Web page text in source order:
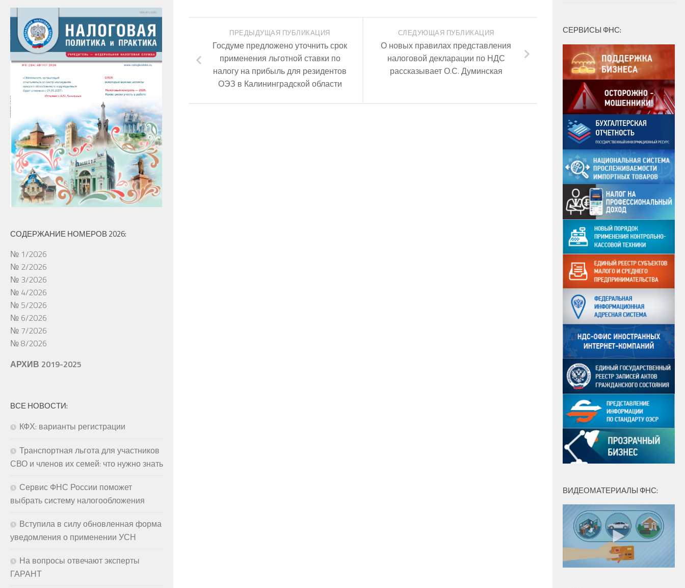
СЛЕДУЮЩАЯ ПУБЛИКАЦИЯ
О новых правилах представления
налоговой декларации по НДС
рассказывает О.С. Думинская
ПРЕДЫДУЩАЯ ПУБЛИКАЦИЯ
Госдуме предложено уточнить срок
применения льготной ставки по
налогу на прибыль для резидентов
ОЭЗ в Калининградской области
СОДЕРЖАНИЕ НОМЕРОВ 2026:
№ 1/2026
№ 2/2026
№ 3/2026
№ 4/2026
№ 5/2026
№ 6/2026
№ 7/2026
№ 8/2026
АРХИВ 2019-2025
ВСЕ НОВОСТИ:
КФХ: варианты регистрации
Транспортная льгота для участников
СВО и членов их семей: что нужно знать
Сервис ФНС России поможет
выбрать систему налогообложения
Вступила в силу обновленная форма
уведомления о применении УСН
На вопросы отвечают эксперты
ГАРАНТ
СЕРВИСЫ ФНС:
ВИДЕОМАТЕРИАЛЫ ФНС: